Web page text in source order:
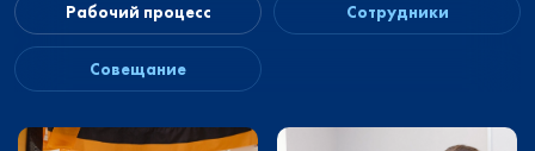
Рабочий процесс Сотрудники
Совещание